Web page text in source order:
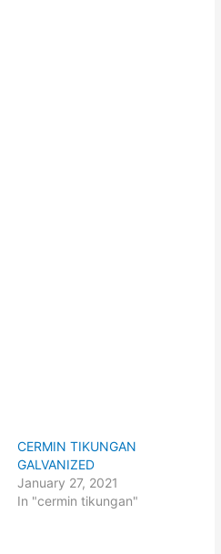
CERMIN TIKUNGAN
GALVANIZED
January 27, 2021
In "cermin tikungan"